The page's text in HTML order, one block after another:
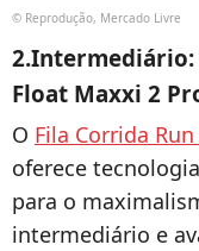
© Reprodução, Mercado Livre
2.Intermediário:
Float Maxxi 2
O Fila Corrida
oferece
para o
intermediário e